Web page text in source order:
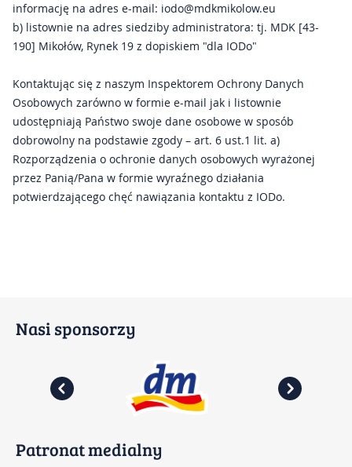
informację na adres e-mail: iodo@mdkmikolow.eu
b) listownie na adres siedziby administratora: tj. MDK [43-
190] Mikołów, Rynek 19 z dopiskiem "dla IODo"
Kontaktując się z naszym Inspektorem Ochrony Danych
Osobowych zarówno w formie e-mail jak i listownie
udostępniają Państwo swoje dane osobowe w sposób
dobrowolny na podstawie zgody – art. 6 ust.1 lit. a)
Rozporządzenia o ochronie danych osobowych wyrażonej
przez Panią/Pana w formie wyraźnego działania
potwierdzającego chęć nawiązania kontaktu z IODo.
Nasi sponsorzy
Patronat medialny